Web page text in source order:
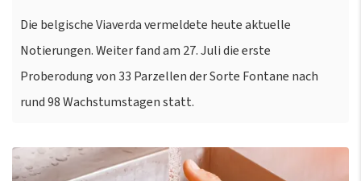
Die belgische Viaverda vermeldete heute aktuelle
Notierungen. Weiter fand am 27. Juli die erste
Proberodung von 33 Parzellen der Sorte Fontane nach
rund 98 Wachstumstagen statt.